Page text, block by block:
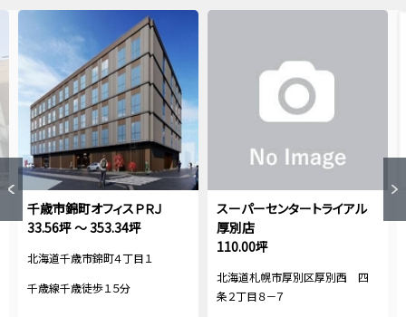
千歳市錦町オフィスＰＲＪ
33.56坪 ～ 353.34坪
北海道千歳市錦町４丁目１
千歳線千歳徒歩１５分
スーパーセンタートライアル
厚別店
110.00坪
北海道札幌市厚別区厚別西 四
条２丁目８－７